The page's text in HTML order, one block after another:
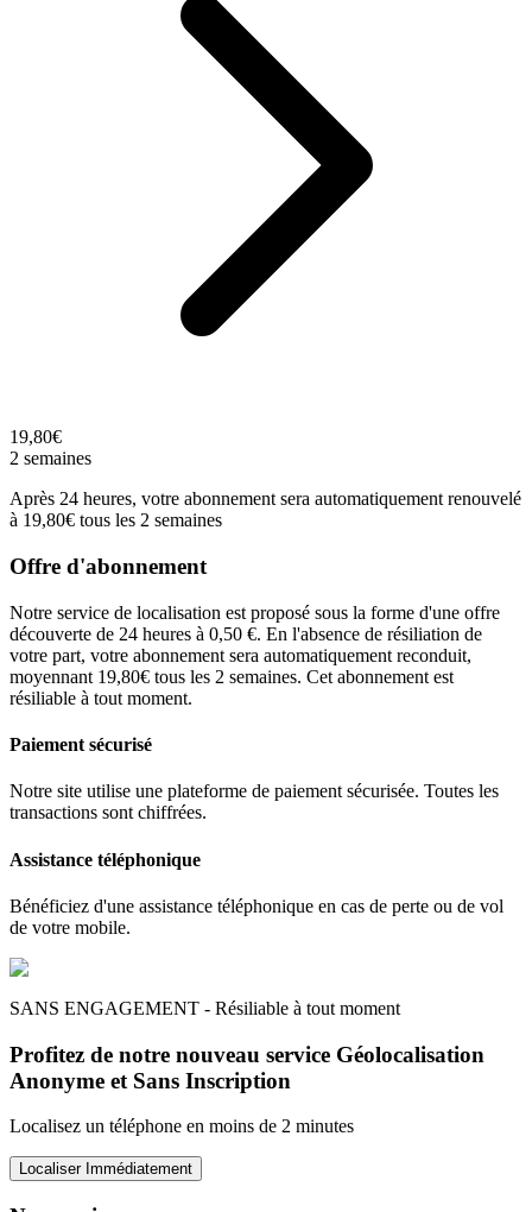
19,80€
2 semaines
Après 24 heures, votre abonnement sera automatiquement renouvelé
à 19,80€ tous les 2 semaines
Offre d'abonnement
Notre service de localisation est proposé sous la forme d'une offre
découverte de 24 heures à 0,50 €. En l'absence de résiliation de
votre part, votre abonnement sera automatiquement reconduit,
moyennant 19,80€ tous les 2 semaines. Cet abonnement est
résiliable à tout moment.
Paiement sécurisé
Notre site utilise une plateforme de paiement sécurisée. Toutes les
transactions sont chiffrées.
Assistance téléphonique
Bénéficiez d'une assistance téléphonique en cas de perte ou de vol
de votre mobile.
SANS ENGAGEMENT - Résiliable à tout moment
Profitez de notre nouveau service Géolocalisation
Anonyme et Sans Inscription
Localisez un téléphone en moins de 2 minutes
Localiser Immédiatement